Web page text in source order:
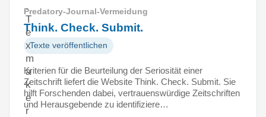
.
T
e
x
m
a
k
e
r
Predatory-Journal-Vermeidung
Think. Check. Submit.
Texte veröffentlichen
Kriterien für die Beurteilung der Seriosität einer
Zeitschrift liefert die Website Think. Check. Submit. Sie
hilft Forschenden dabei, vertrauenswürdige Zeitschriften
und Herausgebende zu identifiziere…